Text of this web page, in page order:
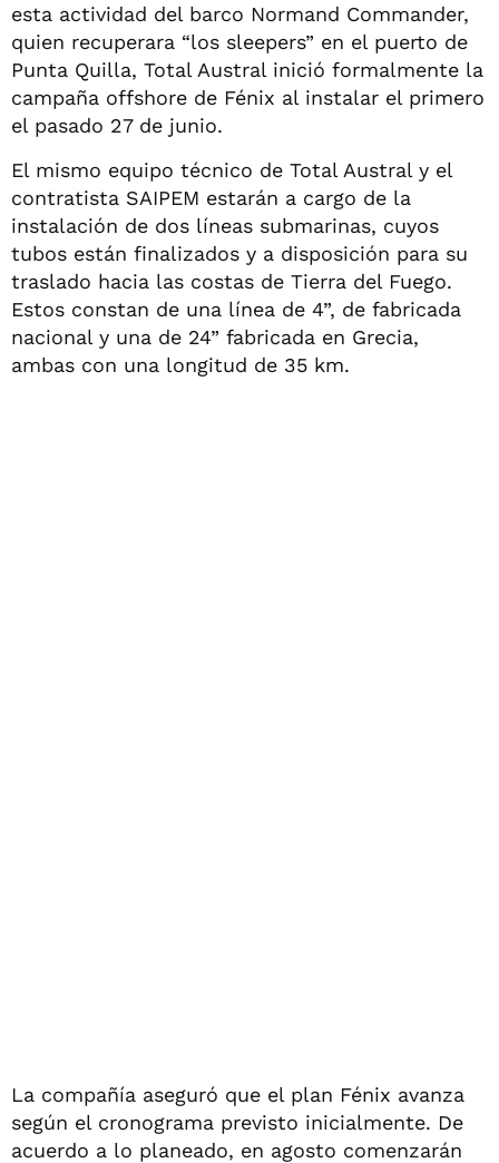
esta actividad del barco Normand Commander,
quien recuperara “los sleepers” en el puerto de
Punta Quilla, Total Austral inició formalmente la
campaña offshore de Fénix al instalar el primero
el pasado 27 de junio.
El mismo equipo técnico de Total Austral y el
contratista SAIPEM estarán a cargo de la
instalación de dos líneas submarinas, cuyos
tubos están finalizados y a disposición para su
traslado hacia las costas de Tierra del Fuego.
Estos constan de una línea de 4”, de fabricada
nacional y una de 24” fabricada en Grecia,
ambas con una longitud de 35 km.
La compañía aseguró que el plan Fénix avanza
según el cronograma previsto inicialmente. De
acuerdo a lo planeado, en agosto comenzarán